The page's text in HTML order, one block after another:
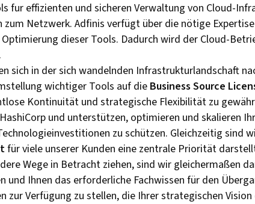
fur effizienten und sicheren Verwaltung von Cloud-
zum Netzwerk. Adfinis verfügt über die nötige
dieser Tools. Dadurch wird der Cloud-
sich in der sich wandelnden Infrastrukturlandschaft
wichtiger Tools auf dieBusiness Source
Kontinuität und strategische Flexibilität zu
und unterstützen, optimieren und skalieren
zu schützen. Gleichzeitig sind
für viele unserer Kunden eine zentrale Priorität
Wege in Betracht ziehen, sind wir gleichermaßen
und Ihnen das erforderliche Fachwissen für den
zur Verfügung zu stellen, die Ihrer strategischen Vision